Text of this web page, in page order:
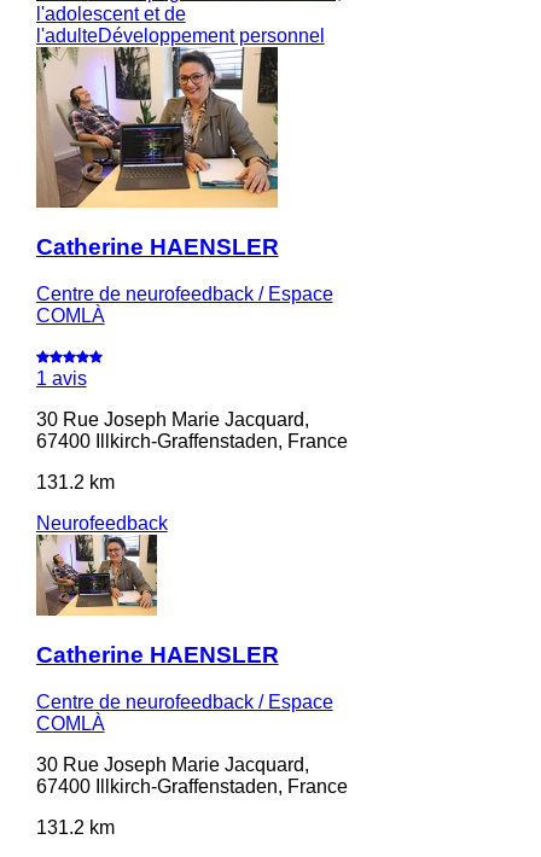
l'adolescent et de
l'adulteDéveloppement personnel
Catherine HAENSLER
Centre de neurofeedback / Espace
COMLÀ
1 avis
30 Rue Joseph Marie Jacquard,
67400 Illkirch-Graffenstaden, France
131.2 km
Neurofeedback
Catherine HAENSLER
Centre de neurofeedback / Espace
COMLÀ
30 Rue Joseph Marie Jacquard,
67400 Illkirch-Graffenstaden, France
131.2 km